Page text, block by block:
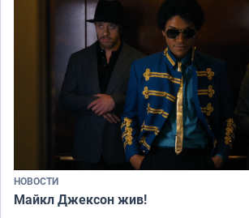
НОВОСТИ
Майкл Джексон жив!